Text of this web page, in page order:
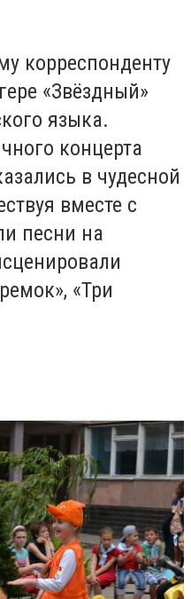
корреспонденту
«Звёздный»
языка.
концерта
в чудесной
вместе с
песни на
«Три